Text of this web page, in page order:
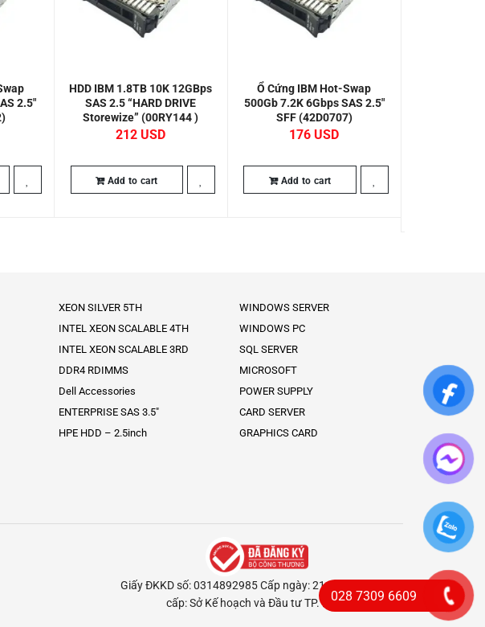
2.5″
HDD IBM 1.8TB 10K 12GBps
SAS 2.5 “HARD DRIVE
Storewize” (00RY144 )
212
Add to cart
Ổ Cứng IBM Hot-Swap
500Gb 7.2K 6Gbps SAS 2.5″
SFF (42D0707)
176
Add to cart
XEON SILVER 5TH
INTEL XEON SCALABLE 4TH
INTEL XEON SCALABLE 3RD
DDR4 RDIMMS
Dell Accessories
ENTERPRISE SAS 3.5″
HPE HDD – 2.5inch
WINDOWS SERVER
WINDOWS PC
SQL SERVER
MICROSOFT
POWER SUPPLY
CARD SERVER
GRAPHICS CARD
Giấy ĐKKD số: 0314892985 Cấp ngày: 21/02/2018 Nơi
cấp: Sở Kế hoạch và Đầu tư TP. HCM028 7309 6609